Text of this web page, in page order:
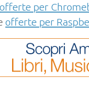
offerte per
offerte per